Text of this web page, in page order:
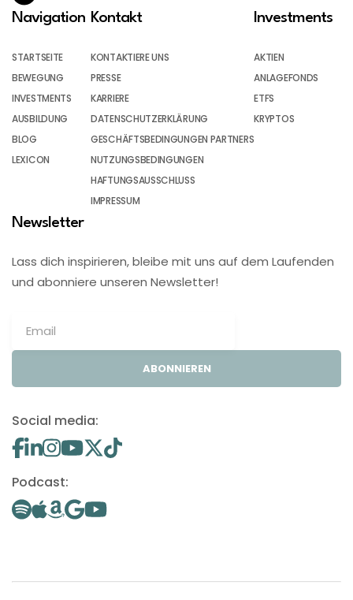
Navigation
STARTSEITE
BEWEGUNG
INVESTMENTS
AUSBILDUNG
BLOG
LEXICON
Kontakt
KONTAKTIERE UNS
PRESSE
KARRIERE
DATENSCHUTZERKLÄRUNG
GESCHÄFTSBEDINGUNGEN PARTNERS
NUTZUNGSBEDINGUNGEN
HAFTUNGSAUSSCHLUSS
IMPRESSUM
Investments
AKTIEN
ANLAGEFONDS
ETFS
KRYPTOS
Newsletter
Lass dich inspirieren, bleibe mit uns auf dem Laufenden
und abonniere unseren Newsletter!
ABONNIEREN
Social media:
Podcast: